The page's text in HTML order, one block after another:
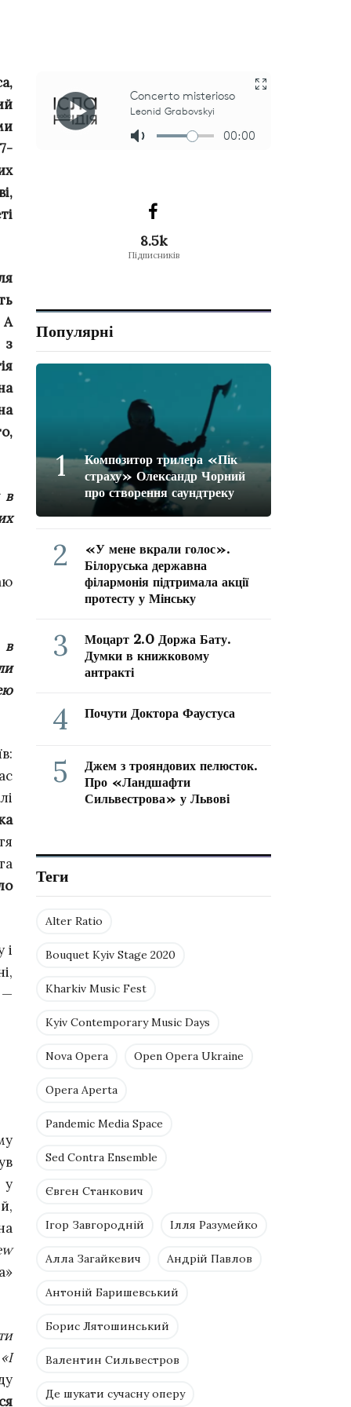
А
з
в
в
і
—
у
«І
8.5k
Підписників
Популярні
1
Композитор трилера «Пік
страху» Олександр Чорний
про створення саундтреку
2
«У мене вкрали голос».
Білоруська державна
філармонія підтримала акції
протесту у Мінську
3
Моцарт 2.0 Доржа Бату.
Думки в книжковому
антракті
4 Почути Доктора Фаустуса
5
Джем з трояндових пелюсток.
Про «Ландшафти
Сильвестрова» у Львові
Теги
Alter Ratio
Bouquet Kyiv Stage 2020
Kharkiv Music Fest
Kyiv Contemporary Music Days
Nova Opera Open Opera Ukraine
Opera Aperta
Pandemic Media Space
Sed Contra Ensemble
Євген Станкович
Ігор Завгородній Ілля Разумейко
Алла Загайкевич Андрій Павлов
Антоній Баришевський
Борис Лятошинський
Валентин Сильвестров
Де шукати сучасну оперу